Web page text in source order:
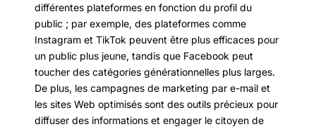
différentes plateformes en fonction du profil du
public ; par exemple, des plateformes comme
Instagram et TikTok peuvent être plus efficaces pour
un public plus jeune, tandis que Facebook peut
toucher des catégories générationnelles plus larges.
De plus, les campagnes de marketing par e-mail et
les sites Web optimisés sont des outils précieux pour
diffuser des informations et engager le citoyen de